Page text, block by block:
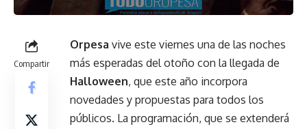
Compartir
Orpesa vive este viernes una de las noches
más esperadas del otoño con la llegada de
Halloween, que este año incorpora
novedades y propuestas para todos los
públicos. La programación, que se extenderá